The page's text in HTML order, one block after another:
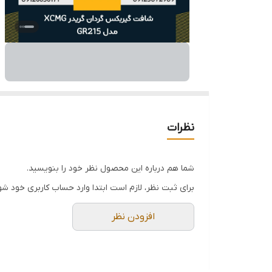
نظرات
شما هم درباره این محصول نظر خود را بنویسید.
برای ثبت نظر، لازم است ابتدا وارد حساب کاربری خود
افزودن نظر